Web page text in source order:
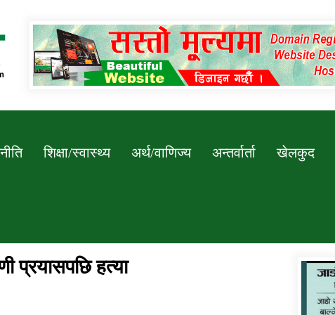
Newssarokar
शिक्षा/स्वास्थ्य अर्थ/वाणिज्य अन्तर्वार्ता खेलकुद
प्रयासपछि हत्या